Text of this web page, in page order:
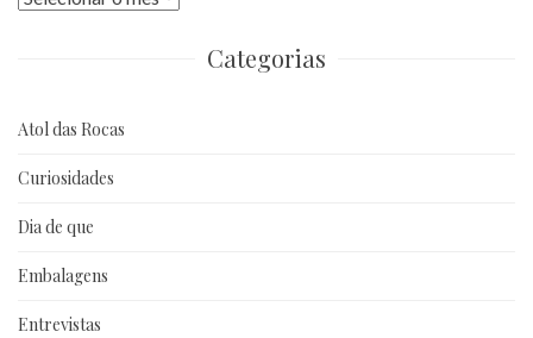
Categorias
Atol das Rocas
Curiosidades
Dia de que
Embalagens
Entrevistas